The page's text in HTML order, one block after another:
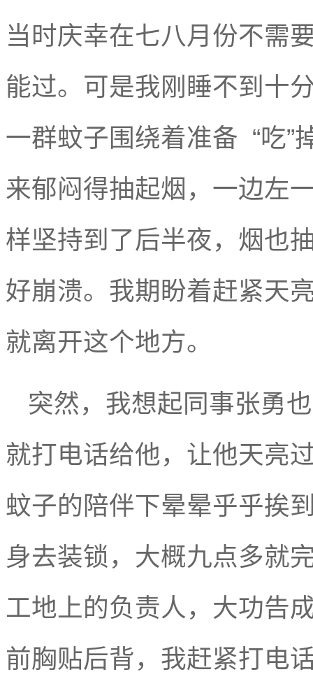
当时庆幸在七八月份不需
能过。可是我刚睡不到十
一群蚊子围绕着准备 “吃”
来郁闷得抽起烟，一边左
样坚持到了后半夜，烟也
好崩溃。我期盼着赶紧天
就离开这个地方。
突然，我想起同事张勇
就打电话给他，让他天亮
蚊子的陪伴下晕晕乎乎挨
身去装锁，大概九点多就
工地上的负责人，大功告
前胸贴后背，我赶紧打电